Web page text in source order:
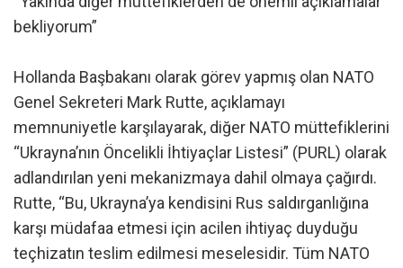
bekliyorum”
Hollanda Başbakanı olarak görev yapmış olan NATO
Genel Sekreteri Mark Rutte, açıklamayı
memnuniyetle karşılayarak, diğer NATO müttefiklerini
“Ukrayna’nın Öncelikli İhtiyaçlar Listesi” (PURL) olarak
adlandırılan yeni mekanizmaya dahil olmaya çağırdı.
Rutte, “Bu, Ukrayna’ya kendisini Rus saldırganlığına
karşı müdafaa etmesi için acilen ihtiyaç duyduğu
teçhizatın teslim edilmesi meselesidir. Tüm NATO